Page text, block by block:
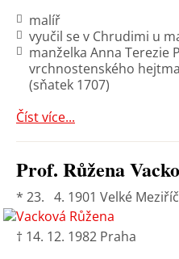
malíř
vyučil se v Chrudimi u
manželka Anna Terezie
vrchnostenského
(sňatek 1707)
Číst více...
Prof. Růžena
* 23. 4. 1901 Velké
† 14. 12. 1982 Praha